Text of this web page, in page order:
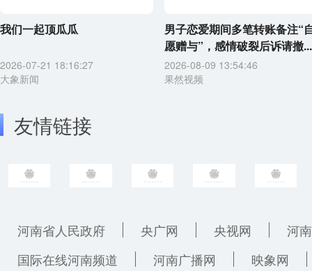
我们一起顶瓜瓜
2026-07-21 18:16:27
大象新闻
男子恋爱期间多笔转账备注“
愿赠与”，感情破裂后诉请撤...
2026-08-09 13:54:46
果然视频
友情链接
河南省人民政府 央广网 央视网
河
国际在线河南频道
河南广播网 映象网